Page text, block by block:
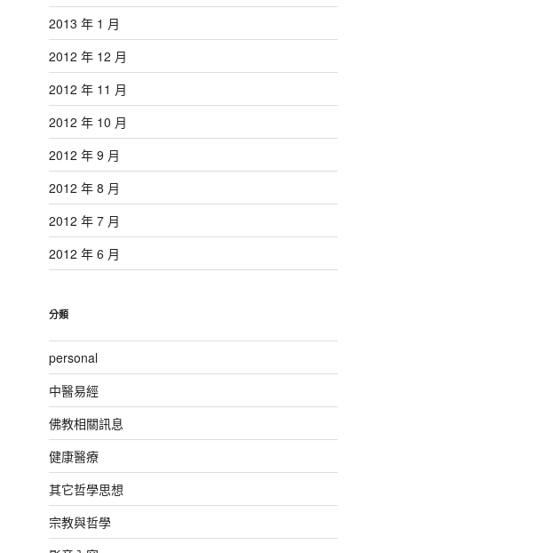
2013 年 1 月
2012 年 12 月
2012 年 11 月
2012 年 10 月
2012 年 9 月
2012 年 8 月
2012 年 7 月
2012 年 6 月
分類
personal
中醫易經
佛教相關訊息
健康醫療
其它哲學思想
宗教與哲學